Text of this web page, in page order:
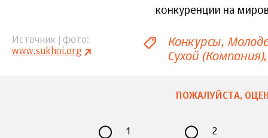
конкуренции на
Источник | фото
www.sukhoi.org
Конкурсы
Сухой (Компания)
ПОЖАЛУЙСТА,
1 2